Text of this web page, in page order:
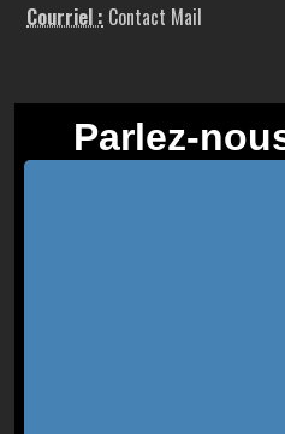
Courriel : Contact Mail